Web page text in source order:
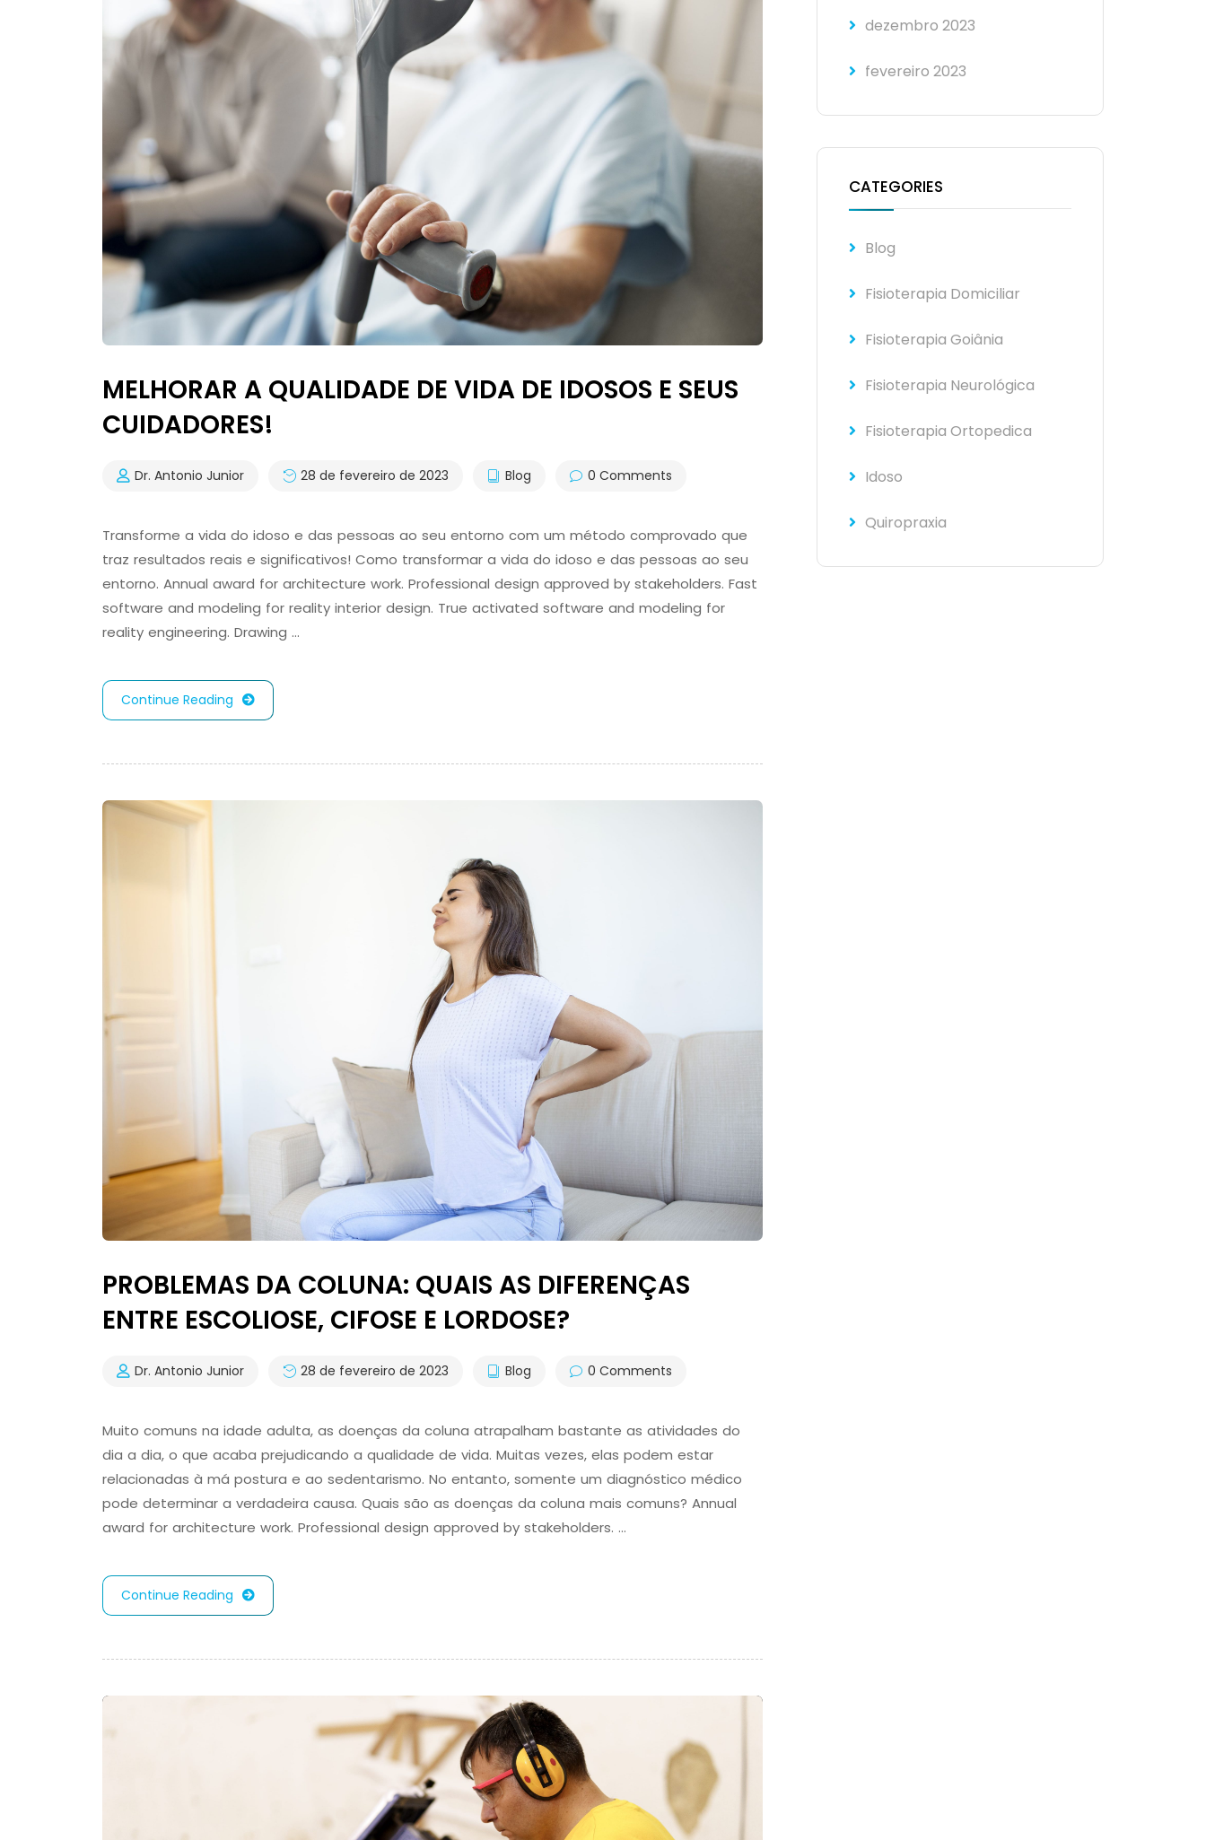
MELHORAR A QUALIDADE DE VIDA DE IDOSOS E SEUS
CUIDADORES!
Dr. Antonio Junior 28 de fevereiro de 2023 Blog 0 Comments
Transforme a vida do idoso e das pessoas ao seu entorno com um método comprovado que
traz resultados reais e significativos! Como transformar a vida do idoso e das pessoas ao seu
entorno. Annual award for architecture work. Professional design approved by stakeholders. Fast
software and modeling for reality interior design. True activated software and modeling for
reality engineering. Drawing …
Continue Reading
PROBLEMAS DA COLUNA: QUAIS AS DIFERENÇAS
ENTRE ESCOLIOSE, CIFOSE E LORDOSE?
Dr. Antonio Junior 28 de fevereiro de 2023 Blog 0 Comments
Muito comuns na idade adulta, as doenças da coluna atrapalham bastante as atividades do
dia a dia, o que acaba prejudicando a qualidade de vida. Muitas vezes, elas podem estar
relacionadas à má postura e ao sedentarismo. No entanto, somente um diagnóstico médico
pode determinar a verdadeira causa. Quais são as doenças da coluna mais comuns? Annual
award for architecture work. Professional design approved by stakeholders. …
Continue Reading
dezembro 2023
fevereiro 2023
CATEGORIES
Blog
Fisioterapia Domiciliar
Fisioterapia Goiânia
Fisioterapia Neurológica
Fisioterapia Ortopedica
Idoso
Quiropraxia